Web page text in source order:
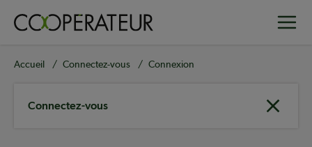
principal
Fil
Accueil Connectez-vous Connexion
Connectez-vous